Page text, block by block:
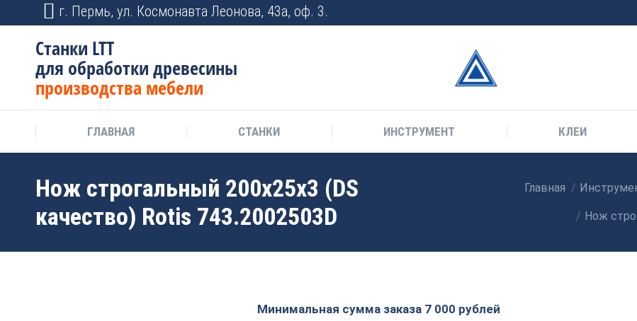
г. Пермь, ул. Космонавта Леонова, 43а, оф. 3.
Станки LTT
для обработки древесины
производства мебели
ГЛАВНАЯ СТАНКИ ИНСТРУМЕНТ КЛЕИ
Нож строгальный 200x25x3 (DS
качество) Rotis 743.2002503D
Главная
Нож
Минимальная сумма заказа 7 000 рублей